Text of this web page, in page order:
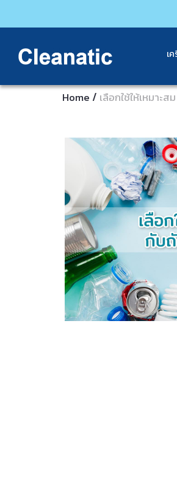
เ
Home / เลือกใช้ให้เหมาะ
Previous